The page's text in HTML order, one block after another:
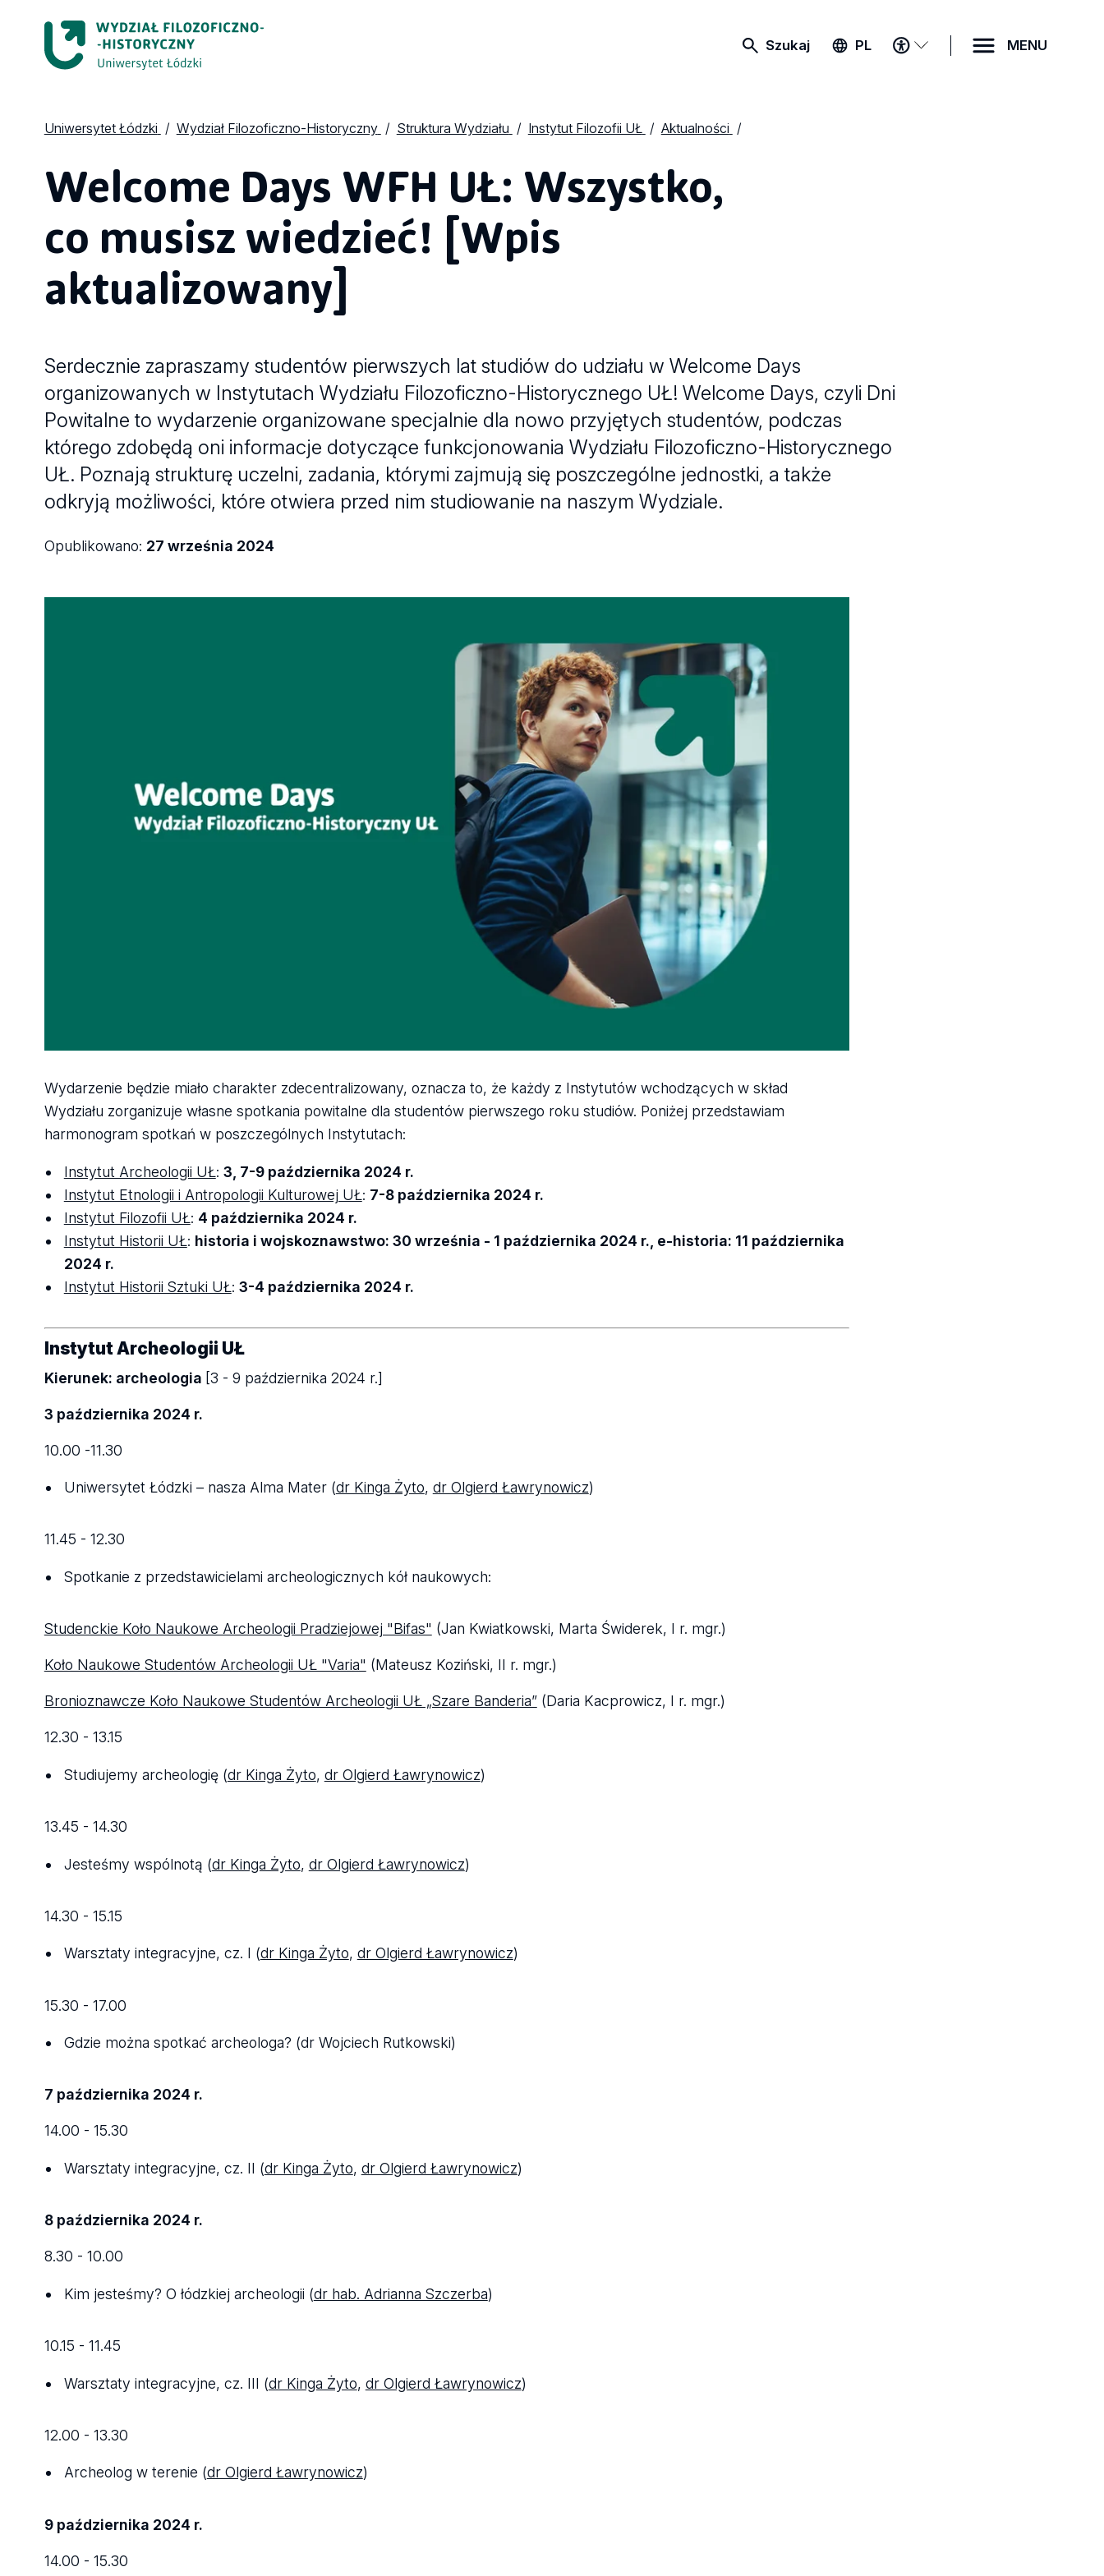
Szukaj PL
MENU
DOSTĘPNOŚCI
MENU
Uniwersytet Łódzki Wydział Filozoficzno-Historyczny Struktura Wydziału Instytut Filozofii UŁ Aktualności
Welcome Days WFH UŁ: Wszystko,
co musisz wiedzieć! [Wpis
aktualizowany]
Serdecznie zapraszamy studentów pierwszych lat studiów do udziału w Welcome Days
organizowanych w Instytutach Wydziału Filozoficzno-Historycznego UŁ! Welcome Days, czyli Dni
Powitalne to wydarzenie organizowane specjalnie dla nowo przyjętych studentów, podczas
którego zdobędą oni informacje dotyczące funkcjonowania Wydziału Filozoficzno-Historycznego
UŁ. Poznają strukturę uczelni, zadania, którymi zajmują się poszczególne jednostki, a także
odkryją możliwości, które otwiera przed nim studiowanie na naszym Wydziale.
Opublikowano: 27 września 2024
Wydarzenie będzie miało charakter zdecentralizowany, oznacza to, że każdy z Instytutów wchodzących w skład
Wydziału zorganizuje własne spotkania powitalne dla studentów pierwszego roku studiów. Poniżej przedstawiam
harmonogram spotkań w poszczególnych Instytutach:
Instytut Archeologii UŁ: 3, 7-9 października 2024 r.
Instytut Etnologii i Antropologii Kulturowej UŁ: 7-8 października 2024 r.
Instytut Filozofii UŁ: 4 października 2024 r.
Instytut Historii UŁ: historia i wojskoznawstwo: 30 września - 1 października 2024 r., e-historia: 11 października
2024 r.
Instytut Historii Sztuki UŁ: 3-4 października 2024 r.
Instytut Archeologii UŁ
Kierunek: archeologia [3 - 9 października 2024 r.]
3 października 2024 r.
10.00 -11.30
Uniwersytet Łódzki – nasza Alma Mater (dr Kinga Żyto, dr Olgierd Ławrynowicz)
11.45 - 12.30
Spotkanie z przedstawicielami archeologicznych kół naukowych:
Studenckie Koło Naukowe Archeologii Pradziejowej "Bifas" (Jan Kwiatkowski, Marta Świderek, I r. mgr.)
Koło Naukowe Studentów Archeologii UŁ "Varia" (Mateusz Koziński, II r. mgr.)
Bronioznawcze Koło Naukowe Studentów Archeologii UŁ „Szare Banderia”(Daria Kacprowicz, I r. mgr.)
12.30 - 13.15
Studiujemy archeologię (dr Kinga Żyto, dr Olgierd Ławrynowicz)
13.45 - 14.30
Jesteśmy wspólnotą (dr Kinga Żyto, dr Olgierd Ławrynowicz)
14.30 - 15.15
Warsztaty integracyjne, cz. I (dr Kinga Żyto, dr Olgierd Ławrynowicz)
15.30 - 17.00
Gdzie można spotkać archeologa? (dr Wojciech Rutkowski)
7 października 2024 r.
14.00 - 15.30
Warsztaty integracyjne, cz. II (dr Kinga Żyto, dr Olgierd Ławrynowicz)
8 października 2024 r.
8.30 - 10.00
Kim jesteśmy? O łódzkiej archeologii (dr hab. Adrianna Szczerba)
10.15 - 11.45
Warsztaty integracyjne, cz. III (dr Kinga Żyto, dr Olgierd Ławrynowicz)
12.00 - 13.30
Archeolog w terenie (dr Olgierd Ławrynowicz)
9 października 2024 r.
14.00 - 15.30